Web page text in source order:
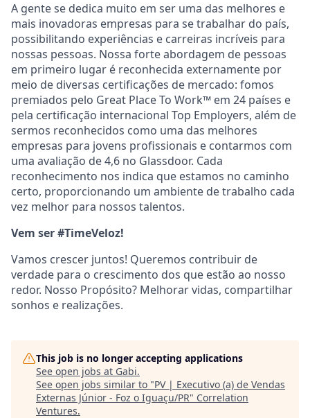
A gente se dedica muito em ser uma das melhores e
mais inovadoras empresas para se trabalhar do país,
possibilitando experiências e carreiras incríveis para
nossas pessoas. Nossa forte abordagem de pessoas
em primeiro lugar é reconhecida externamente por
meio de diversas certificações de mercado: fomos
premiados pelo Great Place To Work™ em 24 países e
pela certificação internacional Top Employers, além de
sermos reconhecidos como uma das melhores
empresas para jovens profissionais e contarmos com
uma avaliação de 4,6 no Glassdoor. Cada
reconhecimento nos indica que estamos no caminho
certo, proporcionando um ambiente de trabalho cada
vez melhor para nossos talentos.
Vem ser #TimeVeloz!
Vamos crescer juntos! Queremos contribuir de
verdade para o crescimento dos que estão ao nosso
redor. Nosso Propósito? Melhorar vidas, compartilhar
sonhos e realizações.
This job is no longer accepting applications
See open jobs at Gabi.
See open jobs similar to "PV | Executivo (a) de Vendas
Externas Júnior - Foz o Iguaçu/PR" Correlation
Ventures.